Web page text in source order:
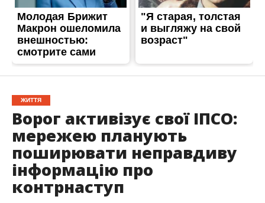
ЖИТТЯ
Ворог активізує свої ІПСО:
мережею планують
поширювати неправдиву
інформацію про
контрнаступ